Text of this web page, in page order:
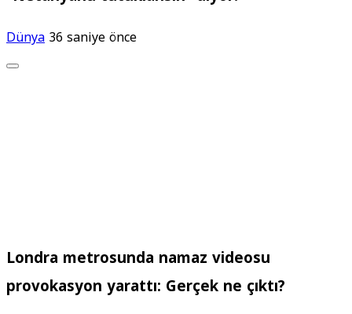
Dünya36 saniye önce
Londra metrosunda namaz videosu
provokasyon yarattı: Gerçek ne çıktı?